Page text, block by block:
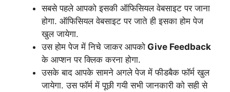
सबसे पहले आपको इसकी ऑफिसियल वेबसाइट पर जाना
होगा. ऑफिसियल वेबसाइट पर जाते ही इसका होम पेज
खुल जायेगा.
उस होम पेज में निचे जाकर आपको Give Feedback
के आप्शन पर क्लिक करना होगा.
उसके बाद आपके सामने अगले पेज में फीडबैक फॉर्म खुल
जायेगा. उस फॉर्म में पूछी गयी सभी जानकारी को सही से